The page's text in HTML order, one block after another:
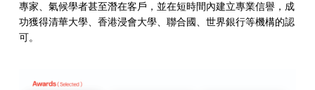
而
起
專家、氣候學者甚至潛在客戶，並在短時間內建立專業信譽，成
功獲得清華大學、香港浸會大學、聯合國、世界銀行等機構的認
可。